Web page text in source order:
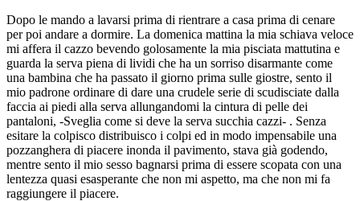
Dopo le mando a lavarsi prima di rientrare a casa prima di cenare
per poi andare a dormire. La domenica mattina la mia schiava veloce
mi affera il cazzo bevendo golosamente la mia pisciata mattutina e
guarda la serva piena di lividi che ha un sorriso disarmante come
una bambina che ha passato il giorno prima sulle giostre, sento il
mio padrone ordinare di dare una crudele serie di scudisciate dalla
faccia ai piedi alla serva allungandomi la cintura di pelle dei
pantaloni, -Sveglia come si deve la serva succhia cazzi- . Senza
esitare la colpisco distribuisco i colpi ed in modo impensabile una
pozzanghera di piacere inonda il pavimento, stava già godendo,
mentre sento il mio sesso bagnarsi prima di essere scopata con una
lentezza quasi esasperante che non mi aspetto, ma che non mi fa
raggiungere il piacere.